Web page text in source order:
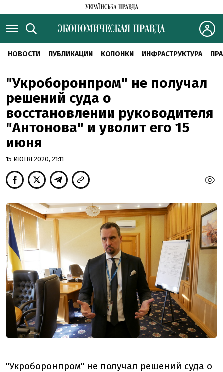
НОВОСТИ ПУБЛИКАЦИИ КОЛОНКИ ИНФРАСТРУКТУРА
"Укроборонпром" не получал
решений суда о
восстановлении руководителя
"Антонова" и уволит его 15
июня
15 ИЮНЯ 2020, 21:11
"Укроборонпром" не получал решений суда о